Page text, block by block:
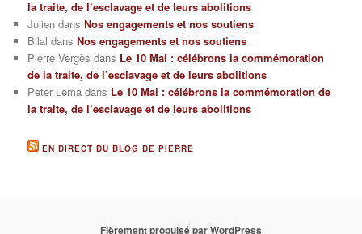
la traite, de l’esclavage et de leurs abolitions
Julien dansNos engagements et nos soutiens
Bilal dansNos engagements et nos soutiens
Pierre Vergès dans Le 10 Mai : célébrons la commémoration
de la traite, de l’esclavage et de leurs abolitions
Peter Lema dans Le 10 Mai : célébrons la commémoration de
la traite, de l’esclavage et de leurs abolitions
EN DIRECT DU BLOG DE PIERRE
Fièrement propulsé par WordPress